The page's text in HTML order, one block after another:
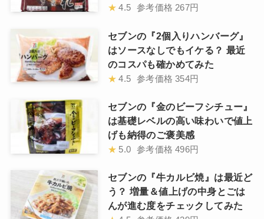
★ 4.5 参考価格 267円
セブンの『2個入りハンバーグ』
はソースなしでもイケる？ 最近
のコスパも確かめてみた
★ 4.5 参考価格 354円
セブンの『金のビーフシチュー』
は基礎レベルの高い味わいで値上
げも納得のご褒美感
★ 5.0 参考価格 496円
セブンの『牛カルビ焼』は最近ど
う？ 増量＆値上げの中身とごは
んが進む度をチェックしてみた